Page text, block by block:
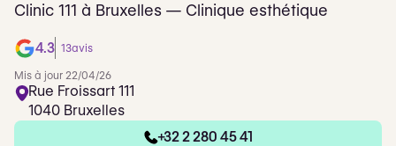
Clinic 111 à Bruxelles — Clinique esthétique
4.3 13avis
Mis à jour 22/04/26
Rue Froissart 111
1040 Bruxelles
+32 2 280 45 41